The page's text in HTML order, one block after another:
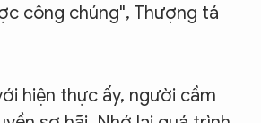
công chúng", Thượng tá
hiện thực ấy, người cầm